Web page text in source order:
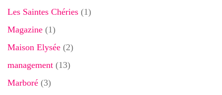
Les Saintes Chéries (1)
Magazine (1)
Maison Elysée (2)
management (13)
Marboré (3)